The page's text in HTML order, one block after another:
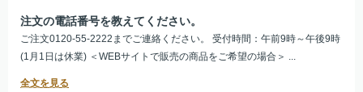
注文の電話番号を教えてください。
ご注文0120-55-2222までご連絡ください。 受付時間：午前9時～午後9時
(1月1日は休業) ＜WEBサイトで販売の商品をご希望の場合＞ ...